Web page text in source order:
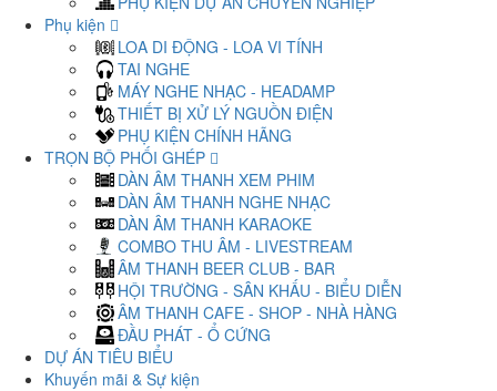
Phụ kiện
LOA DI ĐỘNG - LOA VI TÍNH
TAI NGHE
MÁY NGHE NHẠC - HEADAMP
THIẾT BỊ XỬ LÝ NGUỒN ĐIỆN
PHỤ KIỆN CHÍNH HÃNG
TRỌN BỘ PHỐI GHÉP
DÀN ÂM THANH XEM PHIM
DÀN ÂM THANH NGHE NHẠC
DÀN ÂM THANH KARAOKE
COMBO THU ÂM - LIVESTREAM
ÂM THANH BEER CLUB - BAR
HỘI TRƯỜNG - SÂN KHẤU - BIỂU DIỄN
ÂM THANH CAFE - SHOP - NHÀ HÀNG
ĐẦU PHÁT - Ổ CỨNG
DỰ ÁN TIÊU BIỂU
Khuyến mãi & Sự kiện